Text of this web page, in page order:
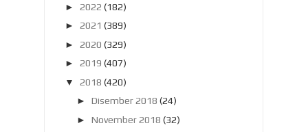
► 2022 (182)
► 2021 (389)
► 2020 (329)
► 2019 (407)
▼
2018 (420)
► Disember 2018 (24)
► November 2018 (32)